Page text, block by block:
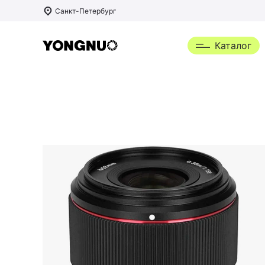
Санкт-Петербург
Каталог